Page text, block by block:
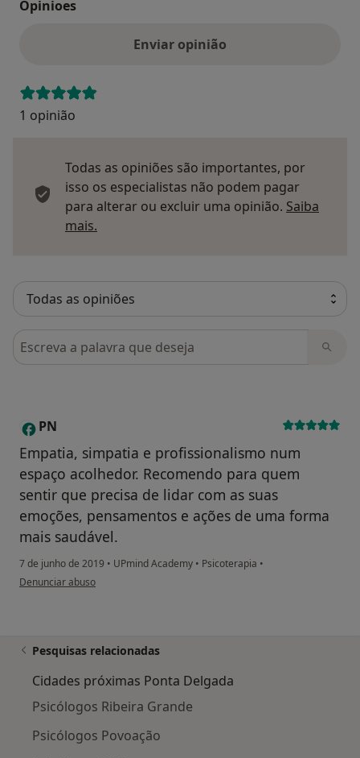
Opinioes
Enviar opinião
1 opinião
Todas as opiniões são importantes, por
isso os especialistas não podem pagar
para alterar ou excluir uma opinião. Saiba
mais.
Pesquisar em opiniões
P PN
Empatia, simpatia e profissionalismo num
espaço acolhedor. Recomendo para quem
sentir que precisa de lidar com as suas
emoções, pensamentos e ações de uma forma
mais saudável.
7 de junho de 2019 • UPmind Academy • Psicoterapia •
na opinião do utilizador PN
Denunciar abuso
Pesquisas relacionadas
Cidades próximas Ponta Delgada
Psicólogos Ribeira Grande
Psicólogos Povoação